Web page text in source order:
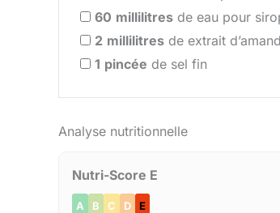
60 millilitres de eau pour
2 millilitres de extrait
1 pincée de sel fin
Analyse nutritionnelle
Nutri-Score E
A B C D E